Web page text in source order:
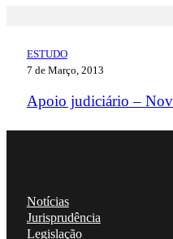
ESTUDO
7 de Março, 2013
Apoio judiciário –
Notícias
Jurisprudência
Legislação